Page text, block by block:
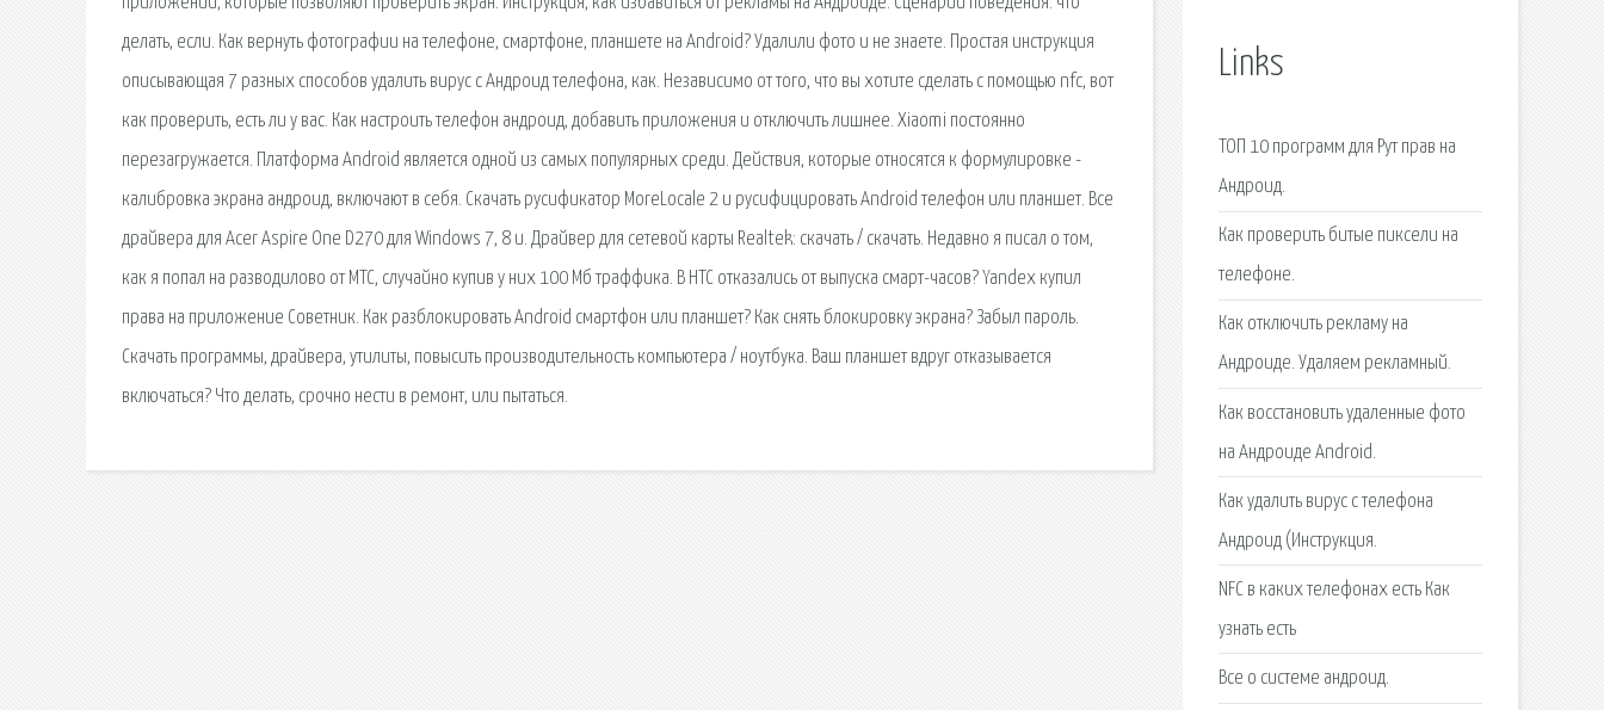
делать, если. Как вернуть фотографии на телефоне, смартфоне, планшете на Android? Удалили фото и не знаете. Простая инструкция
описывающая 7 разных способов удалить вирус с Андроид телефона, как. Независимо от того, что вы хотите сделать с помощью nfc, вот
как проверить, есть ли у вас. Как настроить телефон андроид, добавить приложения и отключить лишнее. Xiaomi постоянно
перезагружается. Платформа Android является одной из самых популярных среди. Действия, которые относятся к формулировке -
калибровка экрана андроид, включают в себя. Скачать русификатор MoreLocale 2 и русифицировать Android телефон или планшет. Все
драйвера для Acer Aspire One D270 для Windows 7, 8 и. Драйвер для сетевой карты Realtek: скачать / скачать. Недавно я писал о том,
как я попал на разводилово от МТС, случайно купив у них 100 Мб траффика. В HTC отказались от выпуска смарт-часов? Yandex купил
права на приложение Советник. Как разблокировать Android смартфон или планшет? Как снять блокировку экрана? Забыл пароль.
Скачать программы, драйвера, утилиты, повысить производительность компьютера / ноутбука. Ваш планшет вдруг отказывается
включаться? Что делать, срочно нести в ремонт, или пытаться.
Links
ТОП 10 программ для Рут прав на
Андроид.
Как проверить битые пиксели на
телефоне.
Как отключить рекламу на
Андроиде. Удаляем рекламный.
Как восстановить удаленные фото
на Андроиде Android.
Как удалить вирус с телефона
Андроид (Инструкция.
NFC в каких телефонах есть Как
узнать есть
Все о системе андроид.